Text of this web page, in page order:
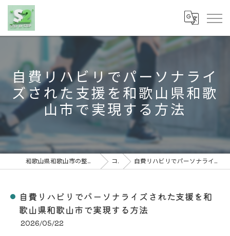
自費リハビリでパーソナライ
ズされた支援を和歌山県和歌
山市で実現する方法
和歌山県和歌山市の整体なら株式会社S2(ステップバイステップ) コラム 自費リハビリでパーソナライズされた支援を和歌山県和歌山市で実現する方法
自費リハビリでパーソナライズされた支援を和
歌山県和歌山市で実現する方法
2026/05/22